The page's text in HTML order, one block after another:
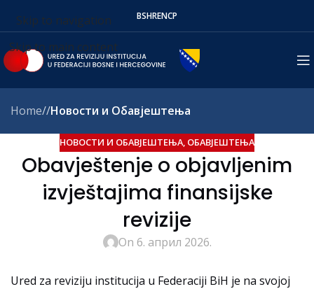
Skip to navigation
Skip to main content
BSHRENСР
Home/ Новости и Обавјештења
НОВОСТИ И ОБАВЈЕШТЕЊА, ОБАВЈЕШТЕЊА
Obavještenje o objavljenim
izvještajima finansijske
revizije
On 6. април 2026.
Ured za reviziju institucija u Federaciji BiH je na svojoj